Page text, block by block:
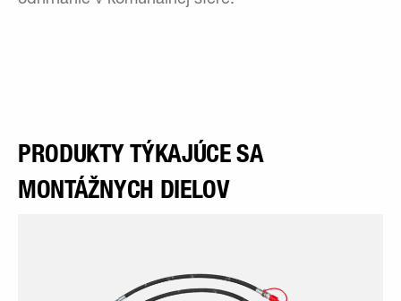
PRODUKTY TÝKAJÚCE SA
MONTÁŽNYCH DIELOV